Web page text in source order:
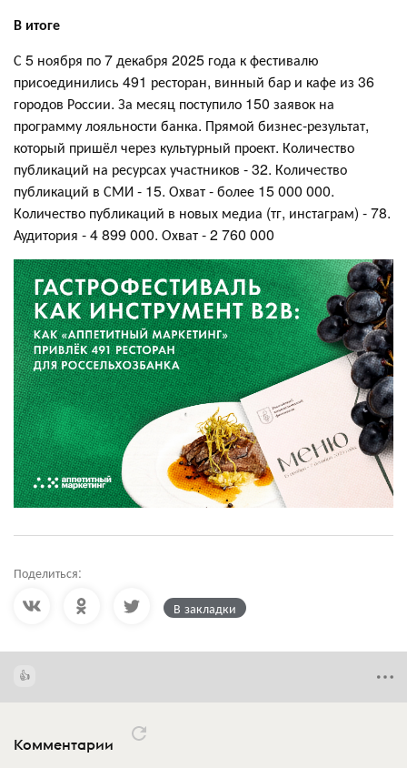
В итоге
С 5 ноября по 7 декабря 2025 года к фестивалю
присоединились 491 ресторан, винный бар и кафе из 36
городов России. За месяц поступило 150 заявок на
программу лояльности банка. Прямой бизнес-результат,
который пришёл через культурный проект. Количество
публикаций на ресурсах участников - 32. Количество
публикаций в СМИ - 15. Охват - более 15 000 000.
Количество публикаций в новых медиа (тг, инстаграм) - 78.
Аудитория - 4 899 000. Охват - 2 760 000
Поделиться:
В закладки
Комментарии